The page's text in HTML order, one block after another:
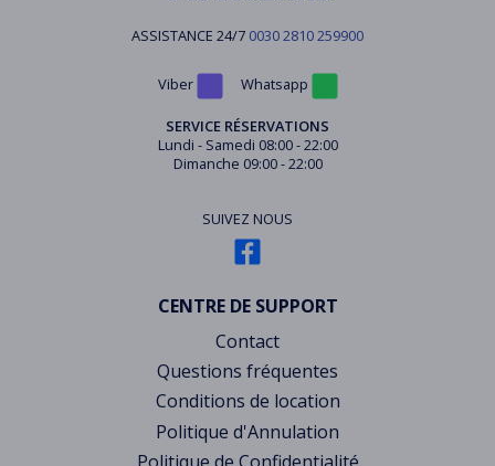
CENTRE DE SUPPORT
Contact
Questions fréquentes
Conditions de location
Politique d'Annulation
ASSISTANCE 24/7 0030 2810 259900
Viber Whatsapp
SERVICE RÉSERVATIONS
Lundi - Samedi 08:00 - 22:00
Dimanche 09:00 - 22:00
SUIVEZ NOUS